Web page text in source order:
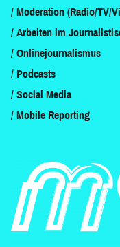
Moderation (Radio/TV/
Arbeiten im
Onlinejournalismus
Podcasts
Social Media
Mobile Reporting